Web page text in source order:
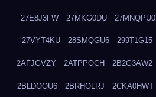
27E8J3FW 27MKG0DU 27MNQPU0
27VYT4KU 28SMQGU6 299T1G15
2AFJGVZY 2ATPPOCH 2B2G3AW2
2BLDOOU6 2BRHOLRJ 2CKA0HWT